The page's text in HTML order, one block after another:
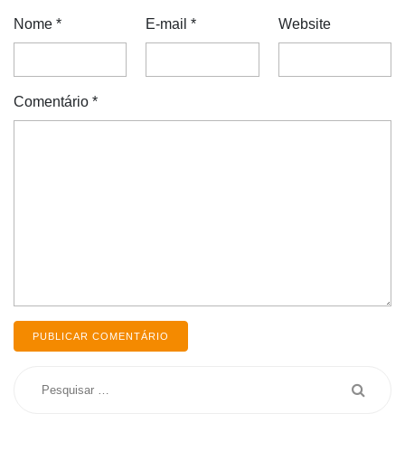
Nome * E-mail* Website
Comentário *